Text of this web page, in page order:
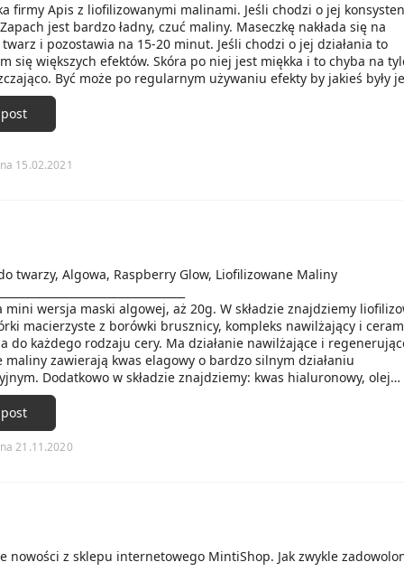
firmy Apis z liofilizowanymi malinami. Jeśli chodzi o jej
jest bardzo ładny, czuć maliny. Maseczkę nakłada się na
twarz i pozostawia na 15-20 minut. Jeśli chodzi o jej działania to
się większych efektów. Skóra po niej jest miękka i to chyba na
Być może po regularnym używaniu efekty by jakieś były
skóry gdyż zawiera kwas hialuronowy. Mimo wszystko
kosmetyk, ja nie używałam go regularnie.
15.02.2021
twarzy, Algowa, Raspberry Glow, Liofilizowane Maliny
mini wersja maski algowej, aż 20g. W składzie znajdziemy
macierzyste z borówki brusznicy, kompleks nawilżający i
do każdego rodzaju cery. Ma działanie nawilżające i
maliny zawierają kwas elagowy o bardzo silnym działaniu
Dodatkowo w składzie znajdziemy: kwas hialuronowy, olej
Hydromanil(właściwości nawilżające), skwalen. Maskę
się rozrabia, super trzyma się na twarzy. Przede wszystkim nie
ładny zapach i w maseczce znajdziemy kawałki malin. Po jej
nawilżona, odżywiona. Jestem z niej zadowolona. Widzę
21.11.2020
nowości z sklepu internetowego MintiShop. Jak zwykle